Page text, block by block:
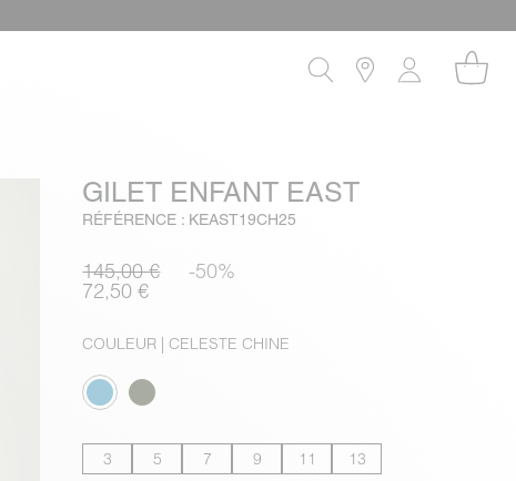
GILET ENFANT EAST
RÉFÉRENCE : KEAST19CH25
145,00 € -50%
72,50 €
COULEUR | CELESTE CHINE
3 5 7 9 11 13